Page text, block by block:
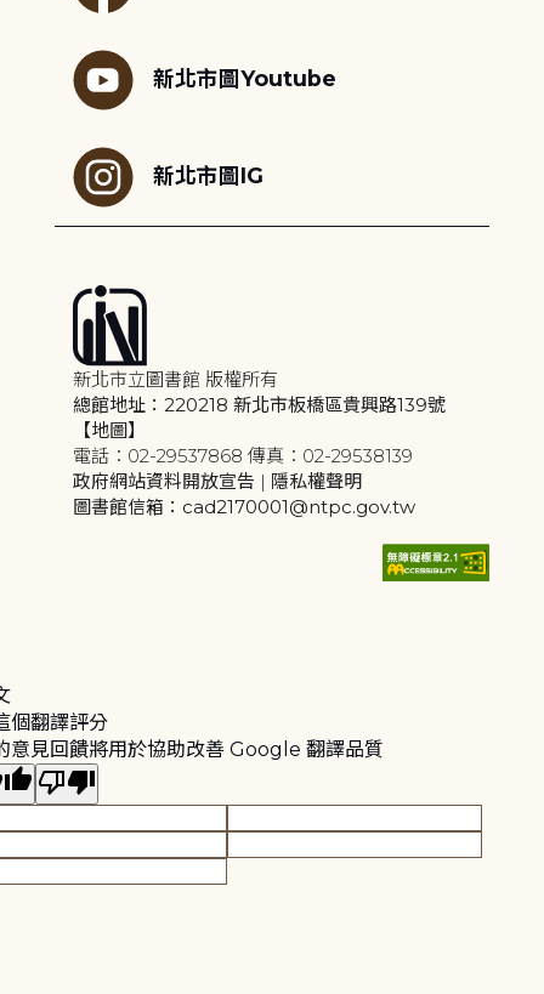
新北市圖Youtube
新北市圖IG
新北市立圖書館 版權所有
總館地址：220218 新北市板橋區貴興路139號
【地圖】
電話：02-29537868 傳真：02-29538139
政府網站資料開放宣告 | 隱私權聲明
圖書館信箱：cad2170001@ntpc.gov.tw
個翻譯評分
意見回饋將用於協助改善 Google 翻譯品質